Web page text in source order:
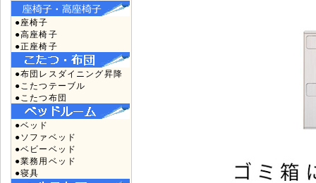
●座椅子
●高座椅子
●正座椅子
●布団レスダイニング昇降
●こたつテーブル
●こたつ布団
●ベッド
●ソファベッド
●ベビーベッド
●業務用ベッド
●寝具